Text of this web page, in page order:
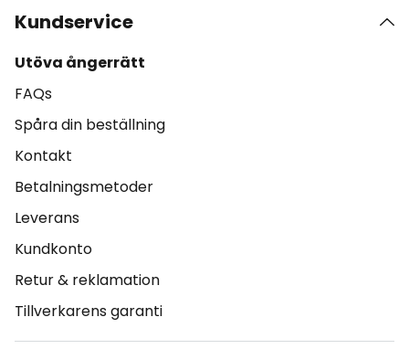
Kundservice
Utöva ångerrätt
FAQs
Spåra din beställning
Kontakt
Betalningsmetoder
Leverans
Kundkonto
Retur & reklamation
Tillverkarens garanti